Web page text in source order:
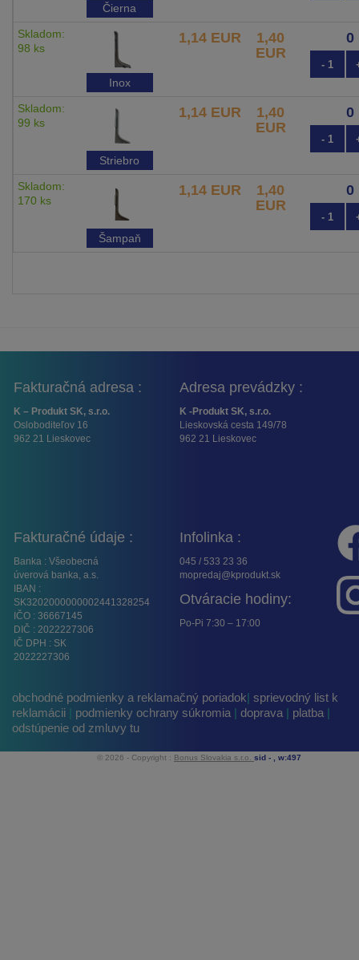
Čierna
Skladom:
98 ks
Inox
1,14 EUR
1,40
EUR
- 1
Skladom:
99 ks
Striebro
1,14 EUR
1,40
EUR
- 1
Skladom:
170 ks
Šampaň
1,14 EUR
1,40
EUR
- 1
Fakturačná adresa :
K – Produkt SK, s.r.o.
Osloboditeľov 16
962 21 Lieskovec
Adresa prevádzky :
K -Produkt SK, s.r.o.
Lieskovská cesta 149/78
962 21 Lieskovec
Fakturačné údaje :
Banka : Všeobecná
úverová banka, a.s.
IBAN :
SK3202000000002441328254
IČO : 36667145
DIČ : 2022227306
IČ DPH : SK
2022227306
Infolinka :
045 / 533 23 36
mopredaj@kprodukt.sk
Otváracie hodiny:
Po-Pi 7:30 – 17:00
obchodné podmienky a reklamačný poriadok| sprievodný list k
reklamácii
podmienky ochrany súkromia | doprava | platba |
odstúpenie od zmluvy tu
© 2026 - Copyright : Bonus Slovakia s.r.o. sid - , w:497